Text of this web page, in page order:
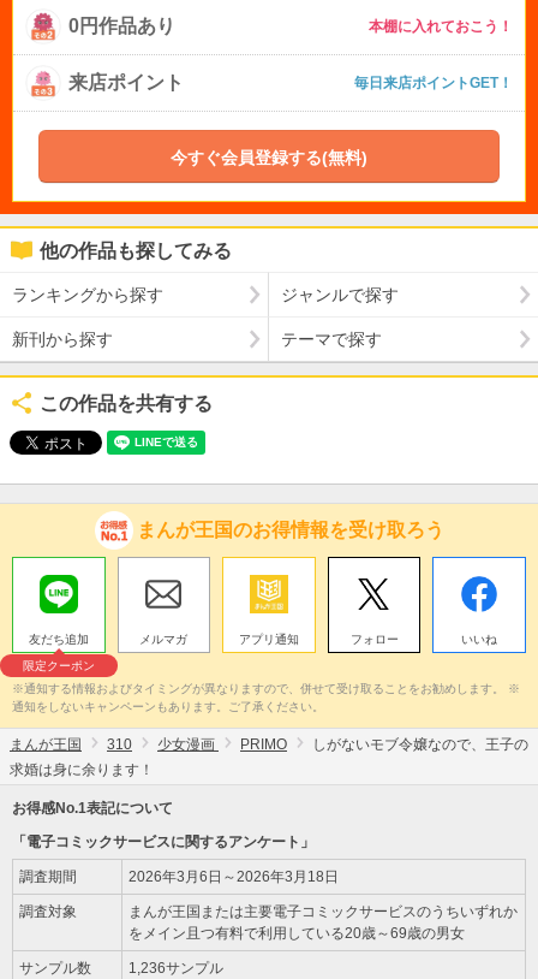
0円作品あり 本棚に入れておこう！
来店ポイント 毎日来店ポイントGET！
今すぐ会員登録する(無料)
他の作品も探してみる
ランキングから探す ジャンルで探す
新刊から探す テーマで探す
この作品を共有する
まんが王国のお得情報を受け取ろう
友だち追加
限定クーポン
メルマガ アプリ通知 フォロー いいね
※通知する情報およびタイミングが異なりますので、併せて受け取ることをお勧めします。 ※
通知をしないキャンペーンもあります。ご了承ください。
まんが王国 310 少女漫画 PRIMO
しがないモブ令嬢なので、王子の
求婚は身に余ります！
お得感No.1表記について
「電子コミックサービスに関するアンケート」
調査期間 2026年3月6日～2026年3月18日
調査対象
まんが王国または主要電子コミックサービスのうちいずれか
をメイン且つ有料で利用している20歳～69歳の男女
サンプル数 1,236サンプル